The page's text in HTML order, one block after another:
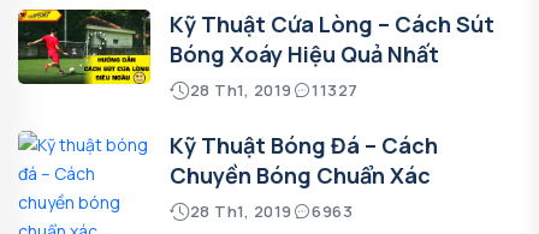
Kỹ Thuật Cứa Lòng – Cách Sút
Bóng Xoáy Hiệu Quả Nhất
28 Th1, 2019 11327
Kỹ Thuật Bóng Đá – Cách
Chuyền Bóng Chuẩn Xác
28 Th1, 2019 6963